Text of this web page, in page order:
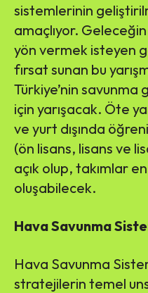
sistemlerinin
amaçlıyor.
yön vermek isteyen
fırsat sunan bu
Türkiye’nin savunma
için yarışacak. Öte
ve yurt dışında
(ön lisans, lisans ve
açık olup, takımlar
oluşabilecek.
Hava Savunma
Hava Savunma
stratejilerin temel